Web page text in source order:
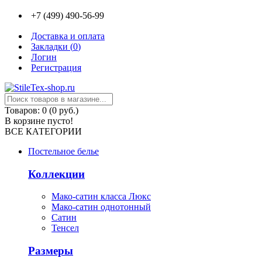
+7 (499) 490-56-99
Доставка и оплата
Закладки (0)
Логин
Регистрация
Товаров: 0 (0 руб.)
В корзине пусто!
ВСЕ КАТЕГОРИИ
Постельное белье
Коллекции
Мако-сатин класса Люкс
Мако-сатин однотонный
Сатин
Тенсел
Размеры